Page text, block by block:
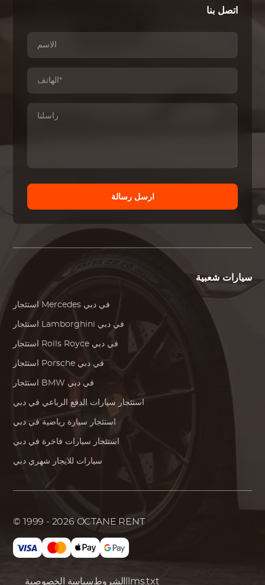
اتصل بنا
ارسل رسالة
سيارات شعبية
Mercedes في دبي
Lamborghini في دبي
Rolls Royce في دبي
Porsche في دبي
BMW في دبي
استئجار سيارات الدفع الرباعي في دبي
استئجار سيارة رياضية في دبي
استئجار سيارات فاخرة في دبي
سيارات للايجار شهري دبي
© 1999 - 2026 OCTANE RENT
سياسة الخصوصيةالشروط llms.txt